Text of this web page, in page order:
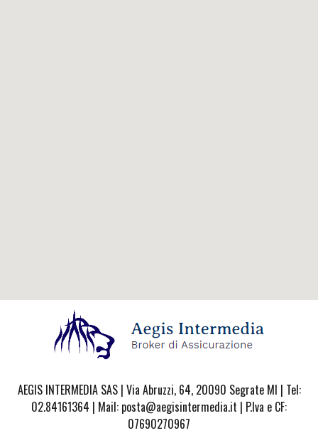
AEGIS INTERMEDIA SAS | Via Abruzzi, 64, 20090 Segrate MI | Tel:
02.84161364 | Mail: posta@aegisintermedia.it | P.Iva e CF:
07690270967